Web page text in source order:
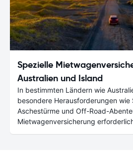
Spezielle
Australien und Island
In bestimmten Ländern wie
besondere Herausforderungen wie
Aschestürme und Off-Road-
Mietwagenversicherung